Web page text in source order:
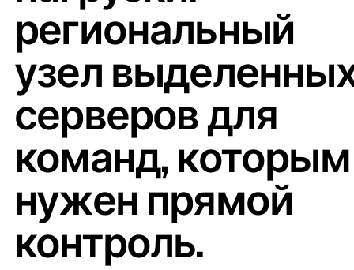
региональный
узел
серверов для
команд, которым
нужен прямой
контроль.